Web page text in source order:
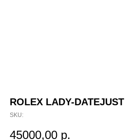
ROLEX LADY-DATEJUST
SKU:
45000,00 р.